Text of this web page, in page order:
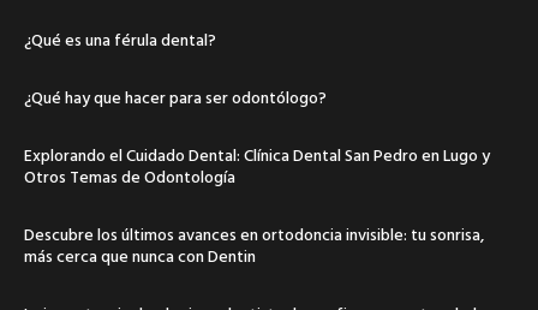
¿Qué es una férula dental?
¿Qué hay que hacer para ser odontólogo?
Explorando el Cuidado Dental: Clínica Dental San Pedro en Lugo y
Otros Temas de Odontología
Descubre los últimos avances en ortodoncia invisible: tu sonrisa,
más cerca que nunca con Dentin